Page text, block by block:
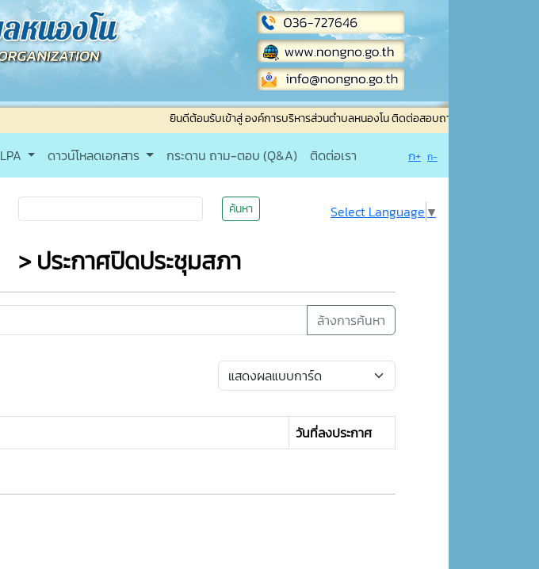
ยินดีต้อนรับเข้าสู่ องค์การบริหารส่วนตำบลหนองโน ติดต่อสอบถาม : โทรศัพท์ : 036-727646 ,
LPA ดาวน์โหลดเอกสาร กระดาน ถาม-ตอบ (Q&A) ติดต่อเรา ก+ ก-
ค้นหา Select Language ▼
> ประกาศปิดประชุมสภา
ล้างการค้นหา
วันที่ลงประกาศ